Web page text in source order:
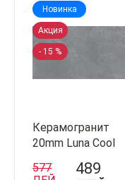
Новинка
Акция
- 15 %
Керамогранит
20mm Luna Cool
Granite Турция
489
577